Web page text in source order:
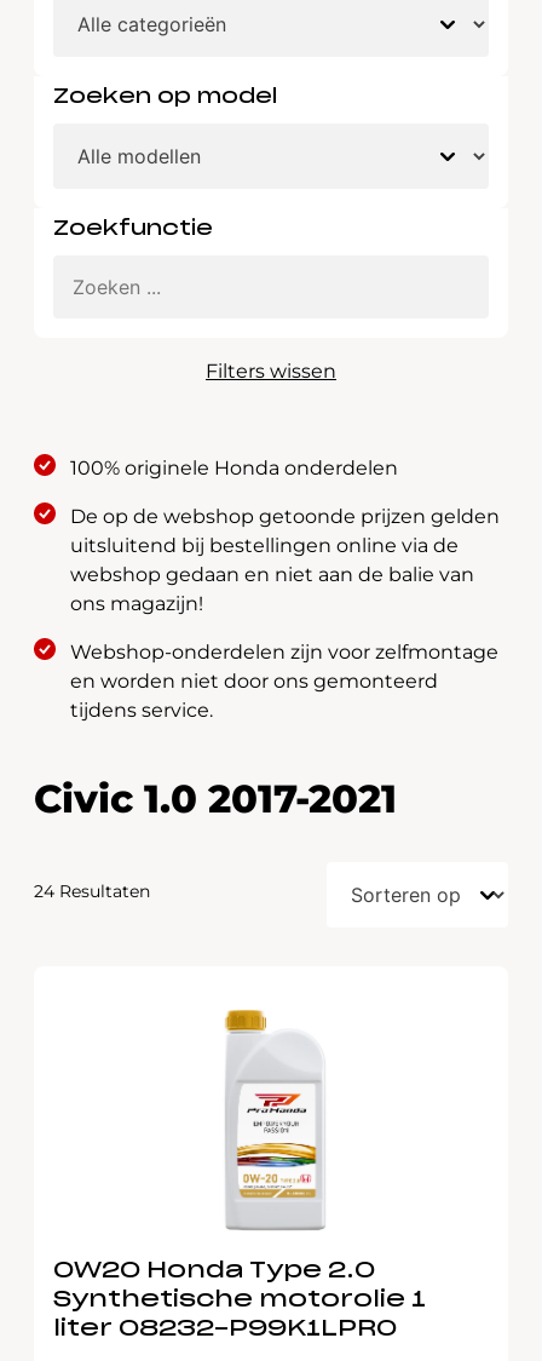
Zoeken op model
Zoekfunctie
Filters wissen
100% originele Honda onderdelen
De op de webshop getoonde prijzen gelden
uitsluitend bij bestellingen online via de
webshop gedaan en niet aan de balie van
ons magazijn!
Webshop-onderdelen zijn voor zelfmontage
en worden niet door ons gemonteerd
tijdens service.
Civic 1.0 2017-2021
24 Resultaten
0W20 Honda Type 2.0
Synthetische motorolie 1
liter 08232-P99K1LPRO